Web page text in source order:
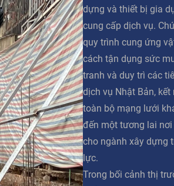
dựng và thiết bị gia
cung cấp dịch vụ.
quy trình cung ứng
cách tận dụng sức
tranh và duy trì các
dịch vụ Nhật Bản,
toàn bộ mạng lưới
đến một tương lai
cho ngành xây dựng
lực.
Trong bối cảnh thị